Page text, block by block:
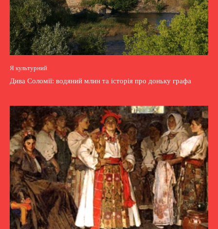
Я культурний
Дива Соломії: водяний млин та історія про доньку графа